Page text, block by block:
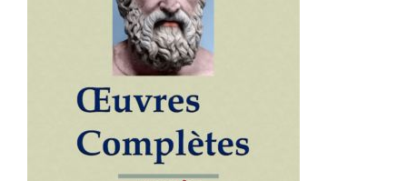
AJOUTER AU PANIER /